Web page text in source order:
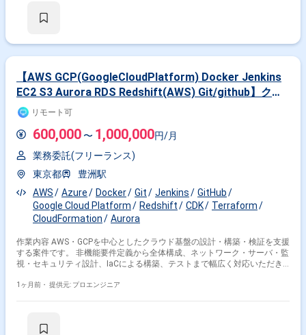
物像】 自らドメイン知識などの情報収集を行い、主体的にデータエンジニ
技術を用いたデータマート開発に携わることができます。多様なデータソ
ースを扱う環境で、大量データのハンドリングやワークフロー構築を通じ
て、データエンジニアとしての専門性を高めることができるポジションで
す。 【開発環境】 インフラはAzureをメインに、AWSやGoogle Cloudを
利用しております。データベースとしてAzure Databricks、Amazon
Redshift、BigQueryを使用し、ワークフローにはAirflowおよびdbtを採用
しております。コミュニケーションにはOutlook、Teams、Slack、
Backlogを利用しております。
【AWS GCP(GoogleCloudPlatform) Docker Jenkins
EC2 S3 Aurora RDS Redshift(AWS) Git/github】クラ
ウド構築(AWS・GCP)
リモート可
600,000 〜 1,000,000円/月
業務委託(フリーランス)
東京都
豊洲駅
AWS
Azure Docker Git Jenkins
GitHub
Google Cloud Platform
Redshift CDK
Terraform
CloudFormation
Aurora
作業内容 AWS・GCPを中心としたクラウド基盤の設計・構築・検証を支援
する案件です。 非機能要件定義から全体構成、ネットワーク・サーバ・監
視・セキュリティ設計、IaCによる構築、テストまで幅広く対応いただき
案も期待されるため、自走力のある方に適しています。 複数プロジェクト
VMware バージョン管理：Git、GitHub その他：Terraform、
1ヶ月前・ 提供元: プロエンジニア